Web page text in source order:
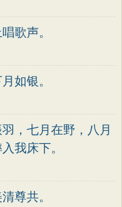
歌声。
如银。
，七月在野，八月
我床下。
尊共。